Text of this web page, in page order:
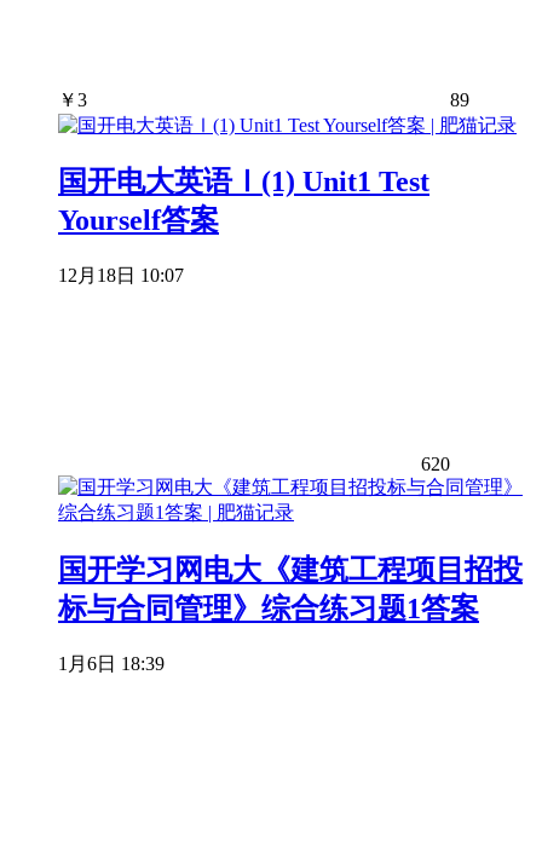
￥3 89
国开电大英语Ⅰ(1) Unit1 Test
Yourself答案
12月18日 10:07
620
国开学习网电大《建筑工程项目招投
标与合同管理》综合练习题1答案
1月6日 18:39